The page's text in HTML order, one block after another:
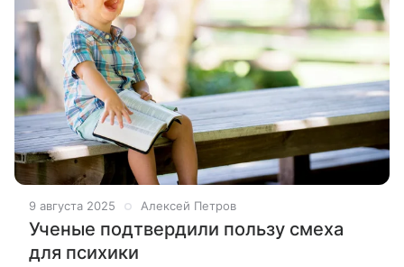
9 августа 2025 Алексей Петров
Ученые подтвердили пользу смеха
для психики